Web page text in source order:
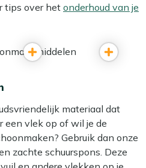
tips over het onderhoud van je
materiaal dat
een vlek op of wil je de
Gebruik dan onze
zachte schuurspons. Deze